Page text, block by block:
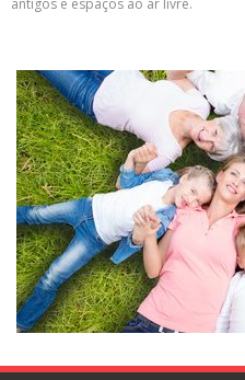
antigos e espaços ao ar livre.